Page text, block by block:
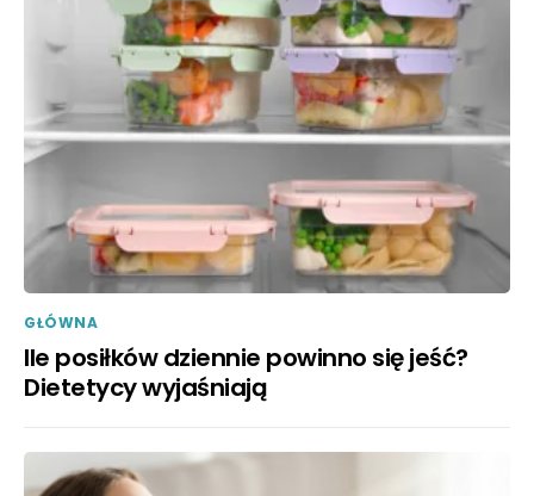
GŁÓWNA
Ile posiłków dziennie powinno się jeść?
Dietetycy wyjaśniają